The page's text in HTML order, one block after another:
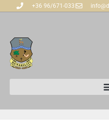
+36 96/671-033